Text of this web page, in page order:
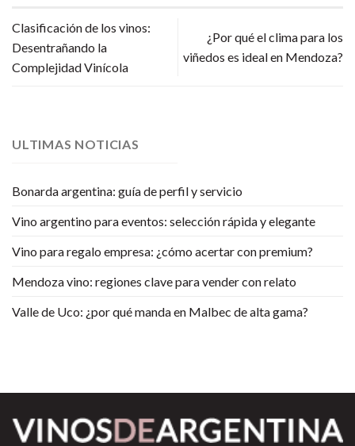
Clasificación de los vinos:
Desentrañando la
Complejidad Vinícola
¿Por qué el clima para los
viñedos es ideal en Mendoza?
ULTIMAS NOTICIAS
Bonarda argentina: guía de perfil y servicio
Vino argentino para eventos: selección rápida y elegante
Vino para regalo empresa: ¿cómo acertar con premium?
Mendoza vino: regiones clave para vender con relato
Valle de Uco: ¿por qué manda en Malbec de alta gama?